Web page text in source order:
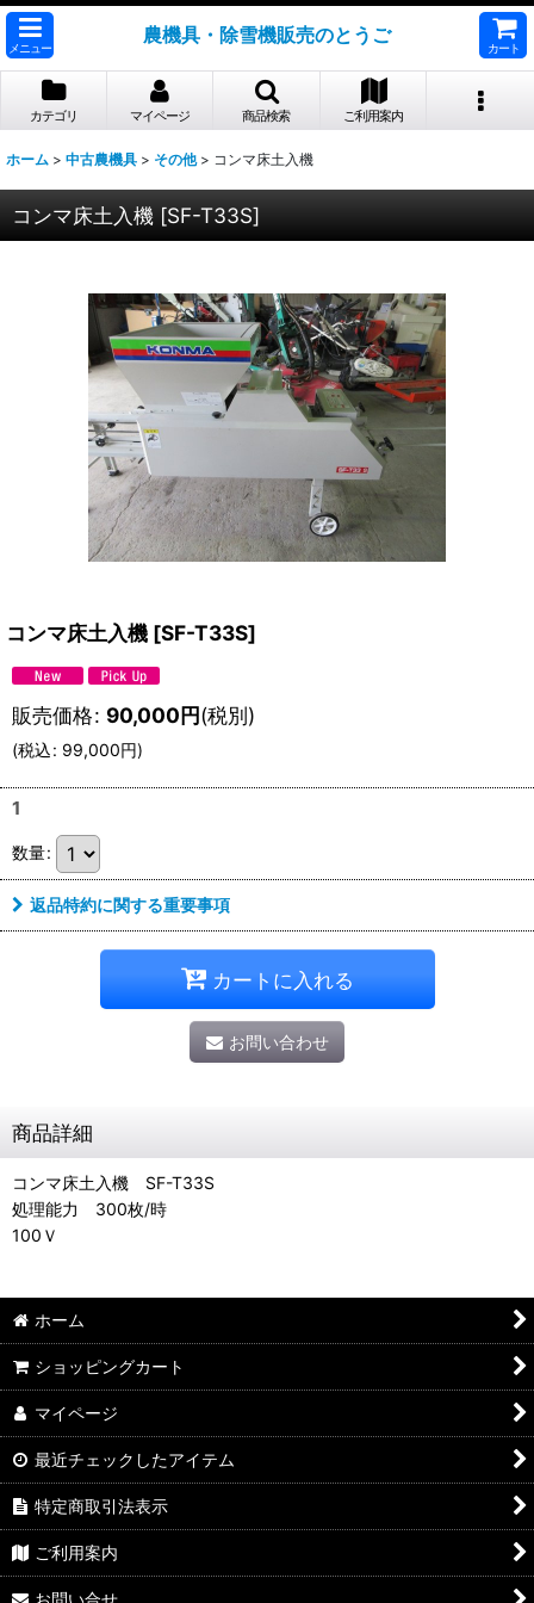
メニュー
農機具・除雪機販売のとうご
カート
カテゴリ マイページ 商品検索 ご利用案内
ホーム > 中古農機具 > その他 > コンマ床土入機
コンマ床土入機 [SF-T33S]
コンマ床土入機 [SF-T33S]
販売価格: 90,000円(税別)
(税込: 99,000円)
1
数量:
返品特約に関する重要事項
カートに入れる
お問い合わせ
商品詳細
コンマ床土入機 SF-T33S
処理能力 300枚/時
100Ｖ
ホーム
ショッピングカート
マイページ
最近チェックしたアイテム
特定商取引法表示
ご利用案内
お問い合せ